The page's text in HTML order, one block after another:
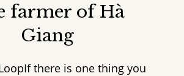
farmer of Hà
Giang
there is one thing you